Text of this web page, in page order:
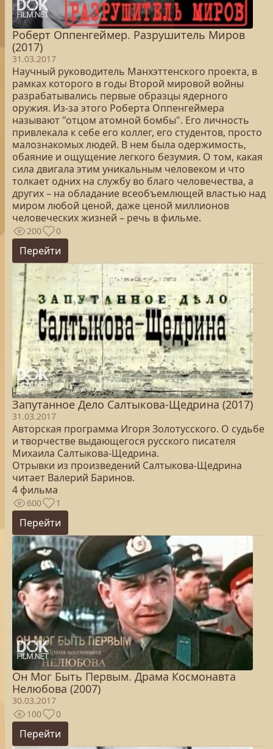
Роберт Оппенгеймер. Разрушитель Миров
(2017)
31.03.2017
Научный руководитель Манхэттенского проекта, в
рамках которого в годы Второй мировой войны
разрабатывались первые образцы ядерного
оружия. Из-за этого Роберта Оппенгеймера
называют "отцом атомной бомбы". Его личность
привлекала к себе его коллег, его студентов, просто
малознакомых людей. В нем была одержимость,
обаяние и ощущение легкого безумия. О том, какая
сила двигала этим уникальным человеком и что
толкает одних на службу во благо человечества, а
других – на обладание всеобъемлющей властью над
миром любой ценой, даже ценой миллионов
человеческих жизней – речь в фильме.
200 0
Перейти
Запутанное Дело Салтыкова-Щедрина (2017)
31.03.2017
Авторская программа Игоря Золотусского. О судьбе
и творчестве выдающегося русского писателя
Михаила Салтыкова-Щедрина.
Отрывки из произведений Салтыкова-Щедрина
читает Валерий Баринов.
4 фильма
600 1
Перейти
Он Мог Быть Первым. Драма Космонавта
Нелюбова (2007)
30.03.2017
100
0
Перейти